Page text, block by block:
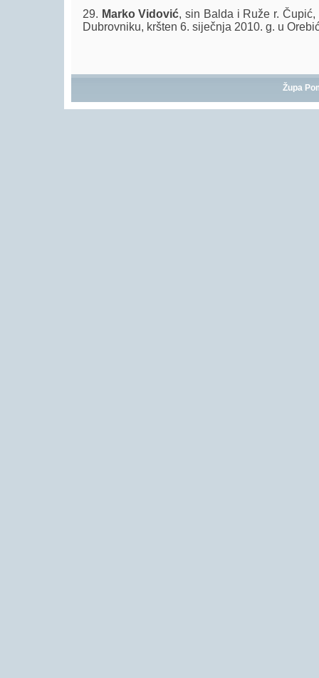
29. Marko Vidović, sin Balda i Ruže r.
Dubrovniku, kršten 6. siječnja 2010. g. u
Župa